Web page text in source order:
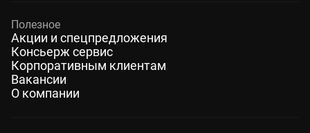
Полезное
Акции и спецпредложения
Консьерж сервис
Корпоративным клиентам
Вакансии
О компании